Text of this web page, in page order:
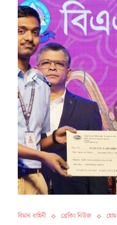
বিমান বাহিনী ব্রেকিং নিউজ হোম